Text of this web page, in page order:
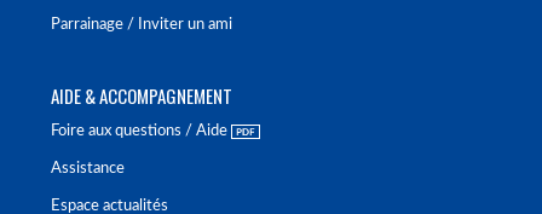
Parrainage / Inviter un ami
AIDE & ACCOMPAGNEMENT
Foire aux questions / Aide
Assistance
Espace actualités